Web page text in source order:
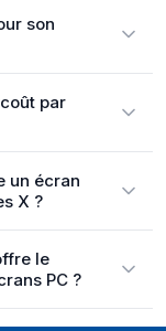
son
par
un écran
X ?
le
PC ?